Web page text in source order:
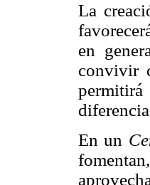
La
en
convivir
En un